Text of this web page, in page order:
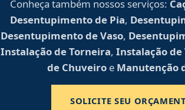
Conheça também nossos serviços:
Desentupimento de Pia,
Desentupimento de Vaso,
Instalação de Torneira, Instalação de
de Chuveiro e Manutenção
SOLICITE SEU